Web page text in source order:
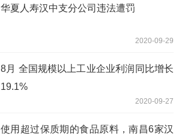
华夏人寿汉中支分公司违法遭罚
2020-09-29
8月 全国规模以上工业企业利润同比增长
19.1%
2020-09-27
使用超过保质期的食品原料，南昌6家汉